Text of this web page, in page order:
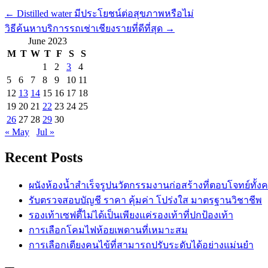
← Distilled water มีประโยชน์ต่อสุขภาพหรือไม่
วิธีค้นหาบริการรถเช่าเชียงรายที่ดีที่สุด →
June 2023
M T W T F S
S
1
2 3
4
5
6 7 8 9 10 11
12 13 14 15 16 17 18
19 20 21 22 23 24 25
26 27 28 29 30
« May
Jul »
Recent Posts
ผนังห้องน้ำสำเร็จรูปนวัตกรรมงานก่อสร้างที่ตอบโจทย์ทั้งค
รับตรวจสอบบัญชี ราคา คุ้มค่า โปร่งใส มาตรฐานวิชาชีพ
รองเท้าเซฟตี้ไม่ได้เป็นเพียงแค่รองเท้าที่ปกป้องเท้า
การเลือกโคมไฟห้อยเพดานที่เหมาะสม
การเลือกเตียงคนไข้ที่สามารถปรับระดับได้อย่างแม่นยำ